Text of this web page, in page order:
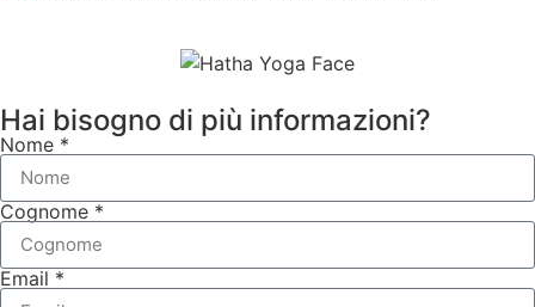
Hai bisogno di più informazioni?
Nome *
Cognome *
Email *